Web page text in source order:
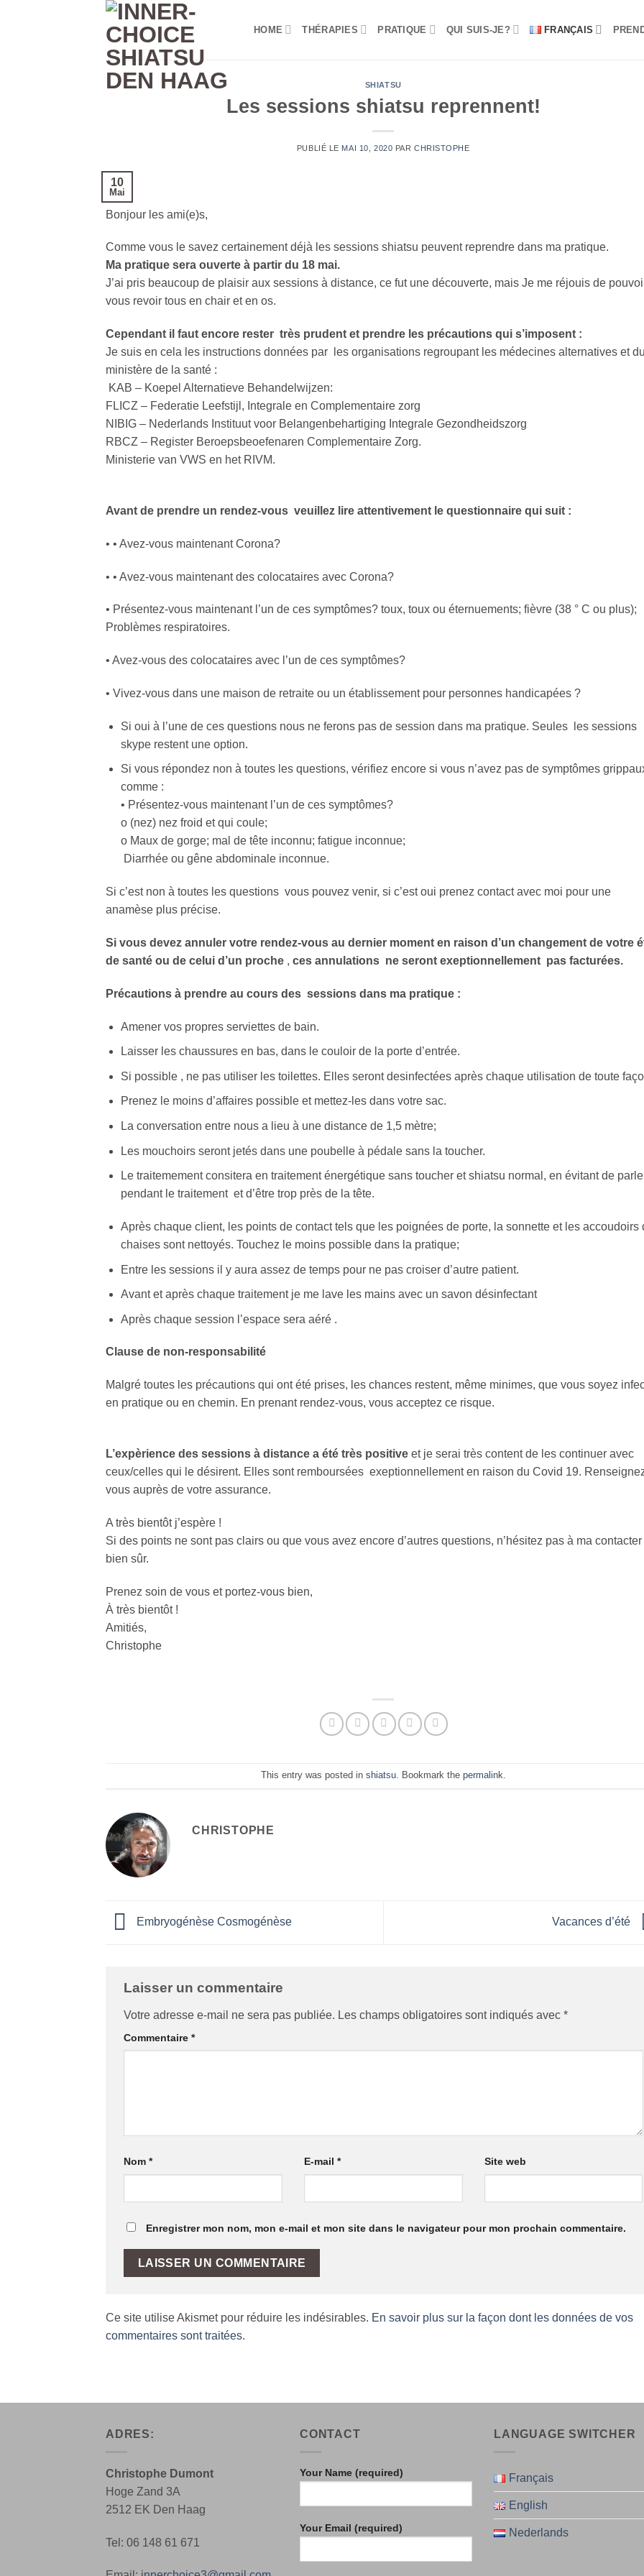
HOME THÉRAPIES PRATIQUE QUI SUIS-JE? FRANÇAIS
SHIATSU
Les sessions shiatsu reprennent!
PUBLIÉ LE MAI 10, 2020 PARCHRISTOPHE
10
Mai
Bonjour les ami(e)s,
Comme vous le savez certainement déjà les sessions shiatsu peuvent reprendre dans ma pratique.
Ma pratique sera ouverte à partir du 18 mai.
J’ai pris beaucoup de plaisir aux sessions à distance, ce fut une découverte, mais Je me réjouis de
vous revoir tous en chair et en os.
Cependant il faut encore rester très prudent et prendre les précautions qui s’imposent :
Je suis en cela les instructions données par les organisations regroupant les médecines alternatives et du
ministère de la santé :
KAB – Koepel Alternatieve Behandelwijzen:
FLICZ – Federatie Leefstijl, Integrale en Complementaire zorg
NIBIG – Nederlands Instituut voor Belangenbehartiging Integrale Gezondheidszorg
RBCZ – Register Beroepsbeoefenaren Complementaire Zorg.
Ministerie van VWS en het RIVM.
Avant de prendre un rendez-vous veuillez lire attentivement le questionnaire qui suit :
• • Avez-vous maintenant Corona?
• • Avez-vous maintenant des colocataires avec Corona?
• Présentez-vous maintenant l’un de ces symptômes? toux, toux ou éternuements; fièvre (38 ° C ou plus);
Problèmes respiratoires.
• Avez-vous des colocataires avec l’un de ces symptômes?
• Vivez-vous dans une maison de retraite ou un établissement pour personnes handicapées ?
Si oui à l’une de ces questions nous ne ferons pas de session dans ma pratique. Seules les sessions
skype restent une option.
Si vous répondez non à toutes les questions, vérifiez encore si vous n’avez pas de symptômes
comme :
• Présentez-vous maintenant l’un de ces symptômes?
o (nez) nez froid et qui coule;
o Maux de gorge; mal de tête inconnu; fatigue inconnue;
Diarrhée ou gêne abdominale inconnue.
Si c’est non à toutes les questions vous pouvez venir, si c’est oui prenez contact avec moi pour une
anamèse plus précise.
Si vous devez annuler votre rendez-vous au dernier moment en raison d’un changement de votre
de santé ou de celui d’un proche , ces annulations ne seront exeptionnellement pas facturées.
Précautions à prendre au cours des sessions dans ma pratique :
Amener vos propres serviettes de bain.
Laisser les chaussures en bas, dans le couloir de la porte d’entrée.
Si possible , ne pas utiliser les toilettes. Elles seront desinfectées après chaque utilisation de toute
Prenez le moins d’affaires possible et mettez-les dans votre sac.
La conversation entre nous a lieu à une distance de 1,5 mètre;
Les mouchoirs seront jetés dans une poubelle à pédale sans la toucher.
Le traitemement consitera en traitement énergétique sans toucher et shiatsu normal, en évitant de
pendant le traitement et d’être trop près de la tête.
Après chaque client, les points de contact tels que les poignées de porte, la sonnette et les accoudoirs
chaises sont nettoyés. Touchez le moins possible dans la pratique;
Entre les sessions il y aura assez de temps pour ne pas croiser d’autre patient.
Avant et après chaque traitement je me lave les mains avec un savon désinfectant
Après chaque session l’espace sera aéré .
Clause de non-responsabilité
Malgré toutes les précautions qui ont été prises, les chances restent, même minimes, que vous soyez
en pratique ou en chemin. En prenant rendez-vous, vous acceptez ce risque.
L’expèrience des sessions à distance a été très positive et je serai très content de les continuer avec
ceux/celles qui le désirent. Elles sont remboursées exeptionnellement en raison du Covid 19.
vous auprès de votre assurance.
A très bientôt j’espère !
Si des points ne sont pas clairs ou que vous avez encore d’autres questions, n’hésitez pas à ma contacter
bien sûr.
Prenez soin de vous et portez-vous bien,
À très bientôt !
Amitiés,
Christophe
This entry was posted in shiatsu. Bookmark the permalink.
CHRISTOPHE
Embryogénèse Cosmogénèse Vacances d’été
Laisser un commentaire
Votre adresse e-mail ne sera pas publiée. Les champs obligatoires sont indiqués avec *
Commentaire *
Nom * E-mail * Site web
Enregistrer mon nom, mon e-mail et mon site dans le navigateur pour mon prochain commentaire.
Ce site utilise Akismet pour réduire les indésirables. En savoir plus sur la façon dont les données de vos
commentaires sont traitées.
ADRES:
Christophe Dumont
Hoge Zand 3A
2512 EK Den Haag
Tel: 06 148 61 671
CONTACT
Your Name (required)
Your Email (required)
LANGUAGE SWITCHER
Français
English
Nederlands